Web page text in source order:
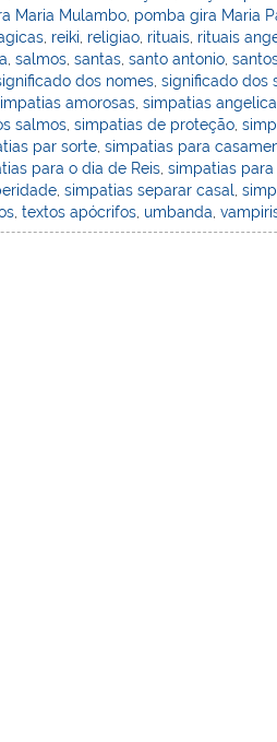
Maria Mulambo, pomba gira Maria
, reiki, religiao, rituais, rituais
,salmos,santas,santo antonio,
dos nomes,significado dos
amorosas,simpatias
salmos,simpatias de proteção,
par sorte,simpatias para
para o dia de Reis,simpatias para
,simpatias separar casal,
,textos apócrifos, umbanda,